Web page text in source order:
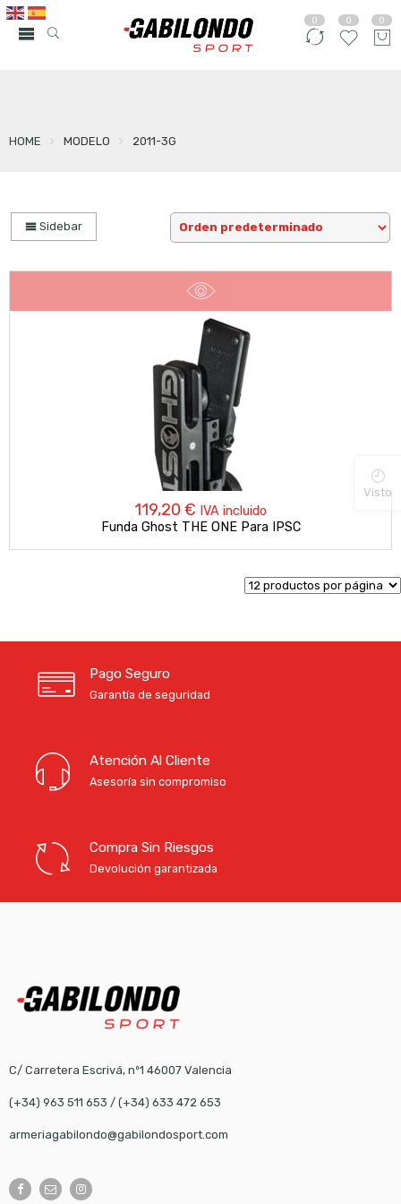
0 0 0
HOME MODELO 2011-3G
Sidebar
119,20 € IVA incluido
Funda Ghost THE ONE Para IPSC
Pago Seguro
Garantía de seguridad
Atención Al Cliente
Asesoría sin compromiso
Compra Sin Riesgos
Devolución garantizada
C/ Carretera Escrivá, nº1 46007 Valencia
(+34) 963 511 653 / (+34) 633 472 653
armeriagabilondo@gabilondosport.com
Visto